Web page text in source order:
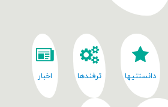
دانستنیها ترفندها اخبار